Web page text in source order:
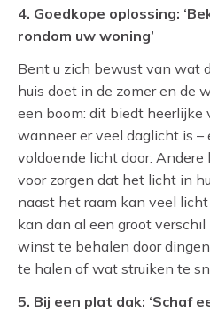
4. Goedkope oplossing:
rondom uw woning’
Bent u zich bewust van wat
huis doet in de zomer en de
een boom: dit biedt heerlijke
wanneer er veel daglicht is
voldoende licht door.
voor zorgen dat het licht in
naast het raam kan veel
kan dan al een groot verschil
winst te behalen door
te halen of wat struiken te
5. Bij een plat dak: ‘Schaf